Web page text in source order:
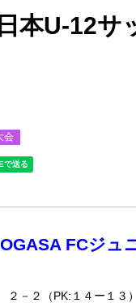
本U-12
会
FCジュ
２－２（PK:１４ー１